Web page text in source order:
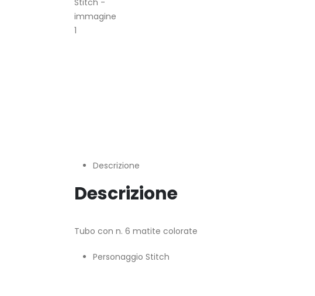
Descrizione
Descrizione
Tubo con n. 6 matite colorate
Personaggio Stitch